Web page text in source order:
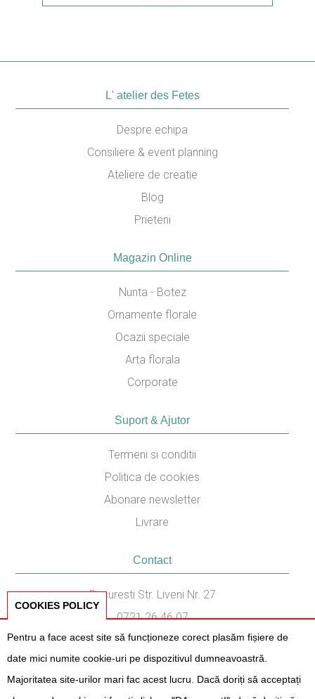
L' atelier des Fetes
Despre echipa
Consiliere & event planning
Ateliere de creatie
Blog
Prieteni
Magazin Online
Nunta - Botez
Ornamente florale
Ocazii speciale
Arta florala
Corporate
Suport & Ajutor
Termeni si conditii
Politica de cookies
Abonare newsletter
Livrare
Contact
Bucuresti Str. Liveni Nr. 27
0721.26.46.07
031.436.87.38
Program Consiliere:
Luni - Vineri, 11:00 - 17:00
COOKIES POLICY
Pentru a face acest site să funcționeze corect plasăm fișiere de
date mici numite cookie-uri pe dispozitivul dumneavoastră.
Majoritatea site-urilor mari fac acest lucru. Dacă doriți să acceptați